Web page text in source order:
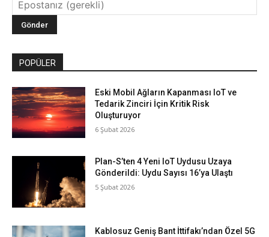
POPÜLER
Eski Mobil Ağların Kapanması IoT ve
Tedarik Zinciri İçin Kritik Risk
Oluşturuyor
6 Şubat 2026
Plan-S’ten 4 Yeni IoT Uydusu Uzaya
Gönderildi: Uydu Sayısı 16’ya Ulaştı
5 Şubat 2026
Kablosuz Geniş Bant İttifakı’ndan Özel 5G